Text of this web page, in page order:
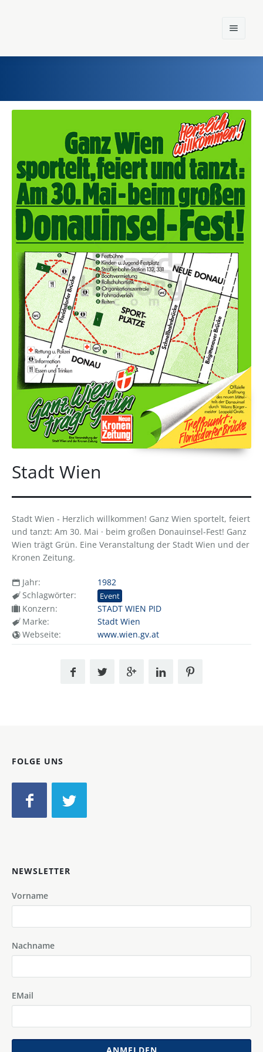
Home
Einst und Heute
Marken
Konzerne
Epoche
Stadt Wien
Stadt Wien - Herzlich willkommen! Ganz Wien sportelt, feiert
und tanzt: Am 30. Mai · beim großen Donauinsel-Fest! Ganz
Wien trägt Grün. Eine Veranstaltung der Stadt Wien und der
Kronen Zeitung.
Jahr:
1982
Schlagwörter:
Event
Konzern:
STADT WIEN PID
Marke:
Stadt Wien
Webseite:
www.wien.gv.at
FOLGE UNS
NEWSLETTER
Vorname
Nachname
EMail